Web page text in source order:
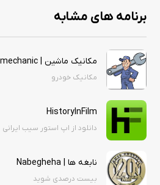
برنامه های مشابه
مکانیک ماشین | mechanic
مکانیک خودرو
HistoryInFilm
دانلود از اپ استور سیب ایرانی
نابغه ها | Nabegheha
بیست درصدی شوید